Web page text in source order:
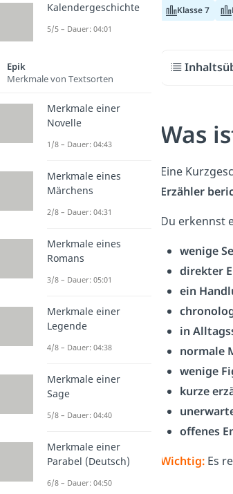
Klasse 7
Was
Eine
Erzähler
Du erkennst
wenige
direkter
ein
in
normale
wenige
kurze
offenes
Wichtig:Es
Kalendergeschichte
5/5 – Dauer: 04:01
Epik
Merkmale von Textsorten
Merkmale einer
Novelle
1/8 – Dauer: 04:43
Merkmale eines
Märchens
2/8 – Dauer: 04:31
Merkmale eines
Romans
3/8 – Dauer: 05:01
Merkmale einer
Legende
4/8 – Dauer: 04:38
Merkmale einer
Sage
5/8 – Dauer: 04:40
Merkmale einer
Parabel (Deutsch)
6/8 – Dauer: 04:50